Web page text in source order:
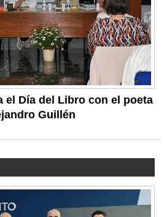
el Día del Libro con el poeta
Guillén